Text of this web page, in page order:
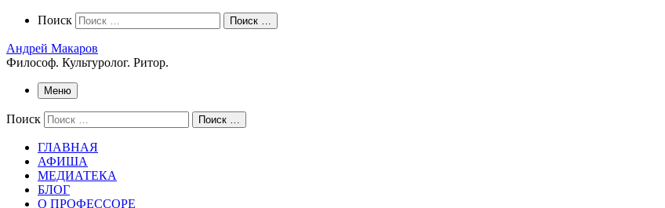
Search
Поиск Поиск …
Андрей Макаров
Философ. Культуролог. Ритор.
Меню
Поиск Поиск …
ГЛАВНАЯ
АФИША
МЕДИАТЕКА
БЛОГ
О ПРОФЕССОРЕ